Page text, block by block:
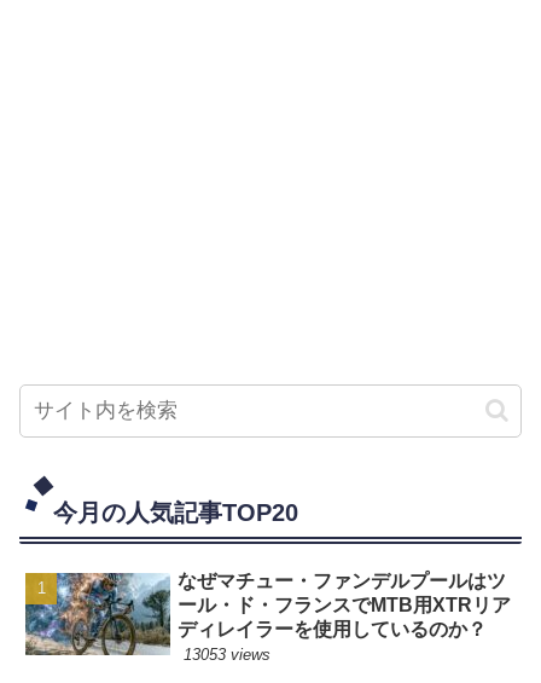
今月の人気記事TOP20
なぜマチュー・ファンデルプールはツ
ール・ド・フランスでMTB用XTRリア
ディレイラーを使用しているのか？
13053 views